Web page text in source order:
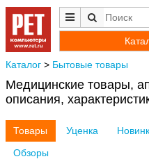
Каталог > Бытовые товары
Медицинские товары,
описания,
Товары Уценка
Обзоры